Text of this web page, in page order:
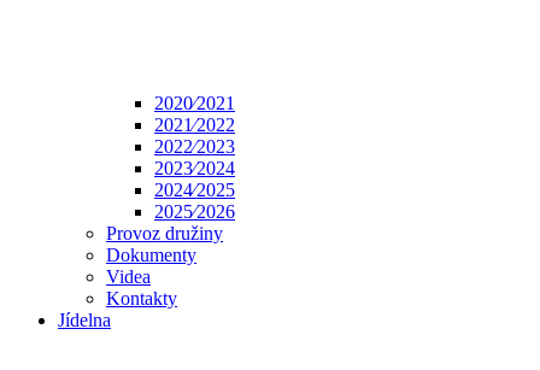
2020⁄2021
2021⁄2022
2022⁄2023
2023⁄2024
2024⁄2025
2025⁄2026
Provoz družiny
Dokumenty
Videa
Kontakty
Jídelna